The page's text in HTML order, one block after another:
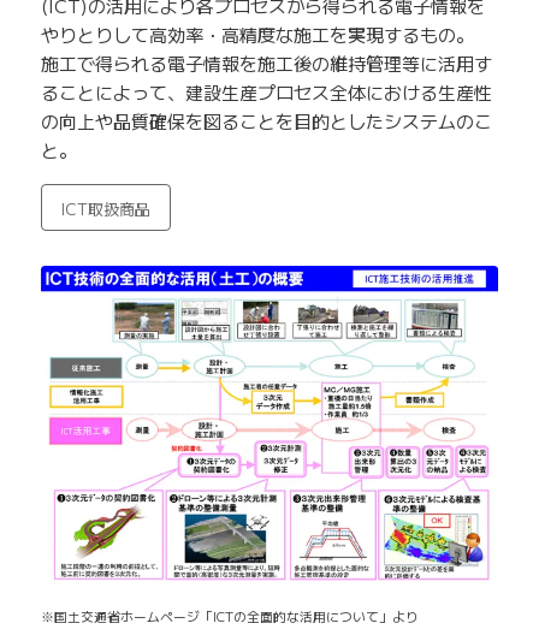
(ICT)の活用により各プロセスから得られる電子情報を
やりとりして高効率・高精度な施工を実現するもの。
施工で得られる電子情報を施工後の維持管理等に活用す
ることによって、建設生産プロセス全体における生産性
の向上や品質確保を図ることを目的としたシステムのこ
と。
ICT取扱商品
※国土交通省ホームページ「ICTの全面的な活用について」より